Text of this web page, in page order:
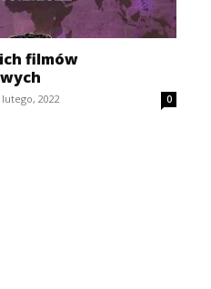
filmów
lutego, 2022 0